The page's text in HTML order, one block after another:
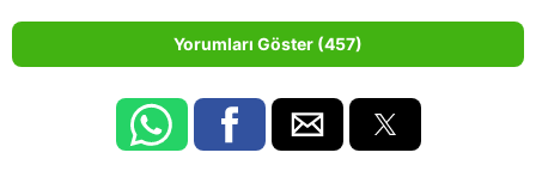
Yorumları Göster (457)